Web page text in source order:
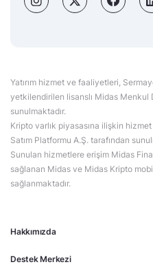
Hakkımızda
Destek Merkezi
Yatırım hizmet ve faaliyetleri,
yetkilendirilen lisanslı Midas Menkul
sunulmaktadır.
Kripto varlık piyasasına ilişkin
Satım Platformu A.Ş. tarafından
Sunulan hizmetlere erişim Midas
sağlanan Midas ve Midas Kripto
sağlanmaktadır.